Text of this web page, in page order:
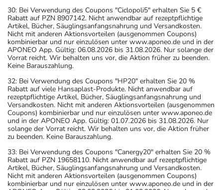
30: Bei Verwendung des Coupons "Ciclopoli5" erhalten Sie 5 €
Rabatt auf PZN 8907142. Nicht anwendbar auf rezeptpflichtige
Artikel, Bücher, Säuglingsanfangsnahrung und Versandkosten.
Nicht mit anderen Aktionsvorteilen (ausgenommen Coupons)
kombinierbar und nur einzulösen unter www.aponeo.de und in der
APONEO App. Gültig: 06.08.2026 bis 31.08.2026. Nur solange der
Vorrat reicht. Wir behalten uns vor, die Aktion früher zu beenden.
Keine Barauszahlung.
32: Bei Verwendung des Coupons "HP20" erhalten Sie 20 %
Rabatt auf viele Hansaplast-Produkte. Nicht anwendbar auf
rezeptpflichtige Artikel, Bücher, Säuglingsanfangsnahrung und
Versandkosten. Nicht mit anderen Aktionsvorteilen (ausgenommen
Coupons) kombinierbar und nur einzulösen unter www.aponeo.de
und in der APONEO App. Gültig: 01.07.2026 bis 31.08.2026. Nur
solange der Vorrat reicht. Wir behalten uns vor, die Aktion früher
zu beenden. Keine Barauszahlung.
33: Bei Verwendung des Coupons "Canergy20" erhalten Sie 20 %
Rabatt auf PZN 19658110. Nicht anwendbar auf rezeptpflichtige
Artikel, Bücher, Säuglingsanfangsnahrung und Versandkosten.
Nicht mit anderen Aktionsvorteilen (ausgenommen Coupons)
kombinierbar und nur einzulösen unter www.aponeo.de und in der